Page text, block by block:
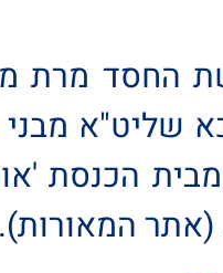
החסד מרת
הכנסת
(אתר המאורות).